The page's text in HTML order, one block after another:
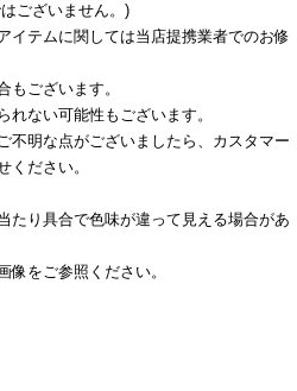
ございません。)
イテムに関しては当店提携業者でのお修
ございます。
ない可能性もございます。
不明な点がございましたら、カスタマー
ください。
たり具合で色味が違って見える場合があ
をご参照ください。